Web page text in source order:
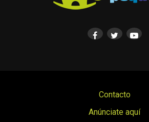
Contacto
Anúnciate aquí